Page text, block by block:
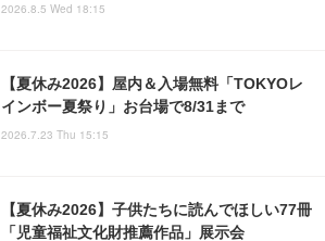
2026.8.5 Wed 18:15
【夏休み2026】屋内＆入場無料「TOKYOレ
インボー夏祭り」お台場で8/31まで
2026.7.23 Thu 15:15
【夏休み2026】子供たちに読んでほしい77冊
「児童福祉文化財推薦作品」展示会